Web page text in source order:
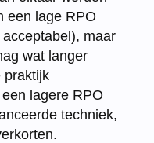
een lage RPO
maar
wat langer
praktijk
lagere RPO
techniek,